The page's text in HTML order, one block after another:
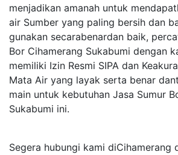
menjadikan amanah untuk
air Sumber yang paling bersih dan
gunakan secarabenardan baik,
Bor Cihamerang Sukabumi dengan
memiliki Izin Resmi SIPA dan
Mata Air yang layak serta benar
main untuk kebutuhan Jasa Sumur
Sukabumi ini.
Segera hubungi kami diCihamerang